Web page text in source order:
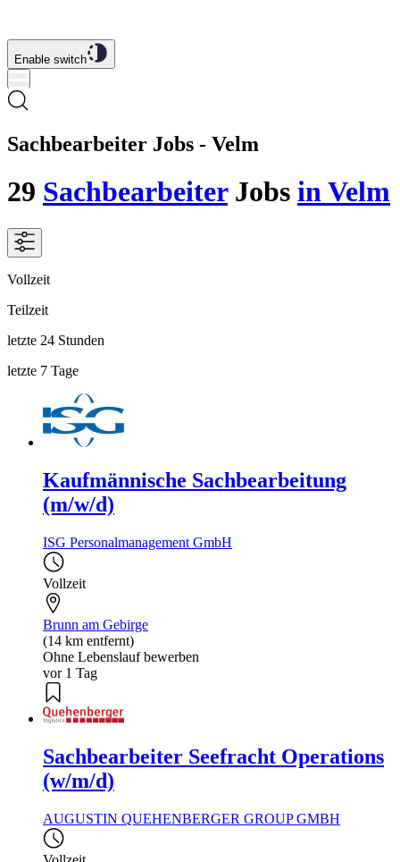
Enable switch
Sachbearbeiter Jobs - Velm
29 SachbearbeiterJobs in Velm
Vollzeit
Teilzeit
letzte 24 Stunden
letzte 7 Tage
Kaufmännische Sachbearbeitung
(m/w/d)
ISG Personalmanagement GmbH
Vollzeit
Brunn am Gebirge
(14 km entfernt)
Ohne Lebenslauf bewerben
vor 1 Tag
Sachbearbeiter Seefracht Operations
(w/m/d)
AUGUSTIN QUEHENBERGER GROUP GMBH